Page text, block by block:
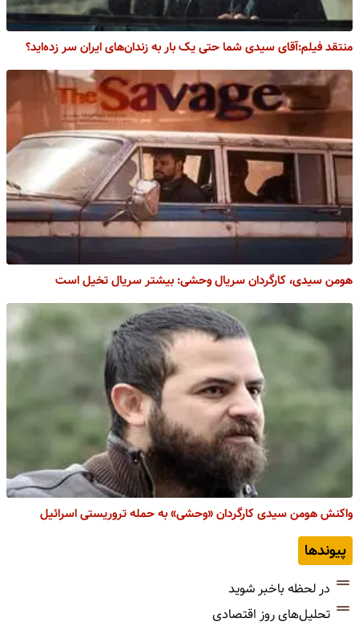
منتقد فیلم:آقای سیدی شما حتی یک بار به زندان‌های ایران سر زده‌اید؟
هومن سیدی، کارگردان سریال وحشی: بیشتر سریال تخیل است
واکنش هومن سیدی کارگردان «وحشی» به حمله تروریستی اسرائیل
پیوندها
در لحظه باخبر شوید
تحلیل‌های روز اقتصادی